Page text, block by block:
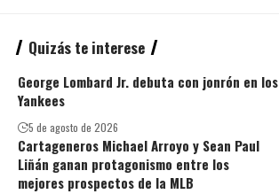
Quizás te interese
George Lombard Jr. debuta con jonrón en los
Yankees
5 de agosto de 2026
Cartageneros Michael Arroyo y Sean Paul
Liñán ganan protagonismo entre los
mejores prospectos de la MLB